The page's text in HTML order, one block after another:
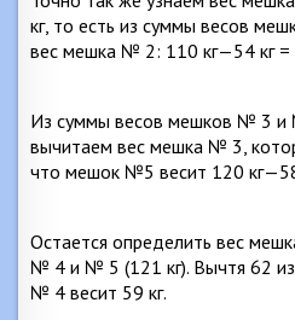
кг, то есть из суммы весов
вес мешка № 2: 110 кг—54 кг =
Из суммы весов мешков № 3 и
вычитаем вес мешка № 3,
что мешок №5 весит 120 кг—58
Остается определить вес
№ 4 и № 5 (121 кг). Вычтя 62
№ 4 весит 59 кг.